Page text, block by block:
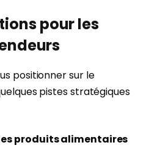
pour les
positionner sur le
pistes stratégiques
produits alimentaires